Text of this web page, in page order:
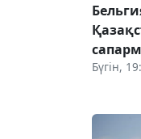
Бүгін,